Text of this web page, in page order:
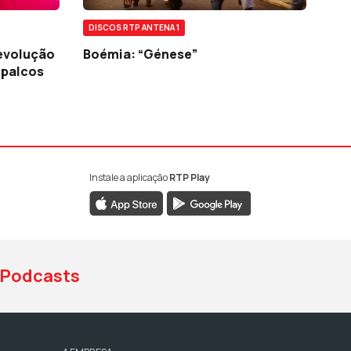
DISCOS RTP ANTENA 1
Boémia: “Génese”
da RTP Antena 1
da RTP Antena 1
YouTube da RTP Antena 1
Instale a aplicaçãoRTP Play
Podcasts